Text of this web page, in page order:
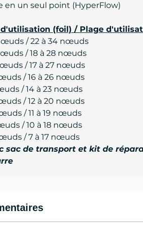
en un seul point (HyperFlow)
d'utilisation (foil) / Plage
/ 22 à 34 nœuds
/ 18 à 28 nœuds
/ 17 à 27 nœuds
/ 16 à 26 nœuds
/ 14 à 23 nœuds
/ 12 à 20 nœuds
/ 11 à 19 nœuds
/ 10 à 18 nœuds
/ 7 à 17 nœuds
sac de transport et kit de